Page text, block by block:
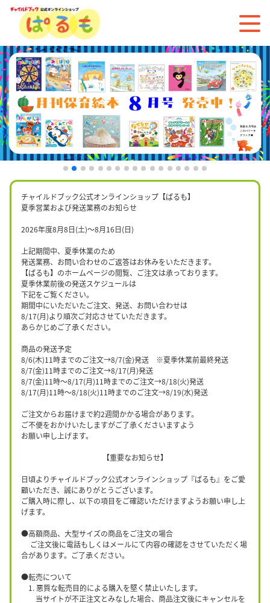
チャイルドブック公式オンラインショップ【ぱるも】
夏季営業および発送業務のお知らせ
2026年度8月8日(土)〜8月16日(日)
上記期間中、夏季休業のため
発送業務、お問い合わせのご返答はお休みをいただきます。
【ぱるも】のホームページの閲覧、ご注文は承っております。
夏季休業前後の発送スケジュールは
下記をご覧ください。
期間中にいただいたご注文、発送、お問い合わせは
8/17(月)より順次ご対応させていただきます。
あらかじめご了承ください。
商品の発送予定
8/6(木)11時までのご注文→8/7(金)発送 ※夏季休業前最終発送
8/7(金)11時までのご注文→8/17(月)発送
8/7(金)11時〜8/17(月)11時までのご注文→8/18(火)発送
8/17(月)11時〜8/18(火)11時までのご注文→8/19(水)発送
ご注文からお届けまで約2週間かかる場合があります。
ご不便をおかけいたしますがご了承くださいますよう
お願い申し上げます。
【重要なお知らせ】
日頃よりチャイルドブック公式オンラインショップ『ぱるも』をご愛
顧いただき、誠にありがとうございます。
ご購入時に際し、以下の項目をご確認いただけますようお願い申し上
げます。
●高額商品、大型サイズの商品をご注文の場合
ご注文後に電話もしくはメールにて内容の確認をさせていただく場
合があります。ご了承ください。
●転売について
1. 悪質な転売目的による購入を堅く禁止いたします。
当サイトが不正注文とみなした場合、商品注文後にキャンセルを